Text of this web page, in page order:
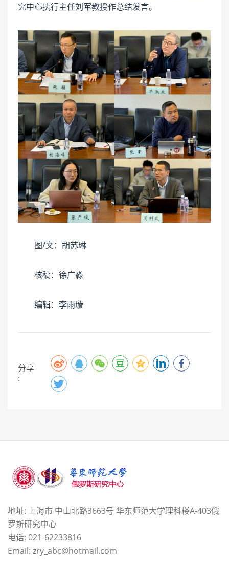
究中心执行主任刘军教授作总结发言。
图/文：胡苏琳
核稿：徐广淼
编辑：李雨璇
分享
:
地址: 上海市 中山北路3663号 华东师范大学理科楼A-403俄
罗斯研究中心
电话: 021-62233816
Email: zry_abc@hotmail.com